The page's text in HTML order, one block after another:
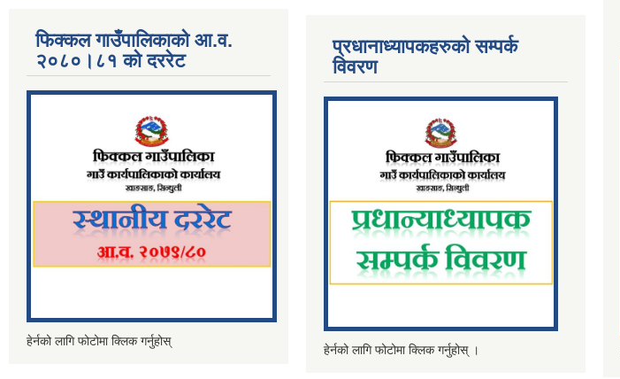
फिक्कल गाउँपालिकाको आ.व.
२०८०।८१ को दररेट
हेर्नको लागि फोटोमा क्लिक गर्नुहोस्
प्रधानाध्यापकहरुको सम्पर्क
विवरण
हेर्नको लागि फोटोमा क्लिक गर्नुहोस् ।